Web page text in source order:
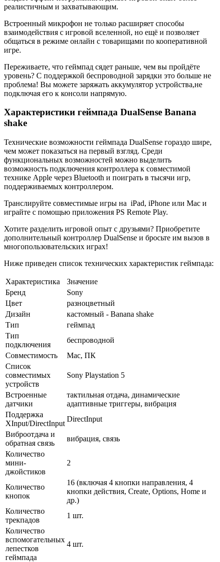
реалистичным и захватывающим.
Встроенный микрофон не только расширяет способы
взаимодействия с игровой вселенной, но ещё и позволяет
общаться в режиме онлайн с товарищами по кооперативной
игре.
Переживаете, что геймпад сядет раньше, чем вы пройдёте
уровень? С поддержкой беспроводной зарядки это больше не
проблема! Вы можете заряжать аккумулятор устройства,не
подключая его к консоли напрямую.
Характеристики геймпада DualSense Banana
shake
Технические возможности геймпада DualSense гораздо шире,
чем может показаться на первый взгляд. Среди
функциональных возможностей можно выделить
возможность подключения контроллера к совместимой
технике Apple через Bluetooth и поиграть в тысячи игр,
поддерживаемых контроллером.
Транслируйте совместимые игры на iPad, iPhone или Mac и
играйте с помощью приложения PS Remote Play.
Хотите разделить игровой опыт с друзьями? Приобретите
дополнительный контроллер DualSense и бросьте им вызов в
многопользовательских играх!
Ниже приведен список технических характеристик геймпада:
Характеристика
Значение
Бренд
Sony
Цвет
разноцветный
Дизайн
кастомный - Banana shake
Тип
геймпад
Тип
подключения
беспроводной
Совместимость
Mac, ПК
Список
совместимых
устройств
Sony Playstation 5
Встроенные
датчики
тактильная отдача, динамические
адаптивные триггеры, вибрация
Поддержка
XInput/DirectInput
DirectInput
Виброотдача и
обратная связь
вибрация, связь
Количество
мини-
джойстиков
2
Количество
кнопок
16 (включая 4 кнопки направления, 4
кнопки действия, Create, Options, Home и
др.)
Количество
трекпадов
1 шт.
Количество
вспомогательных
лепестков
геймпада
4 шт.